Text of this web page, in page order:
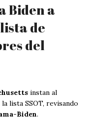
Biden a
de
del
instan al
la lista SSOT, revisando
Biden.